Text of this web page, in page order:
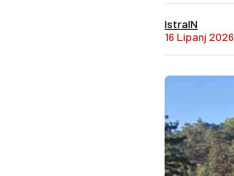
IstraIN
16 Lipanj 2026